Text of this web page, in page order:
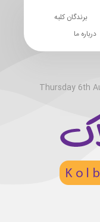
برندگان کلبه
درباره ما